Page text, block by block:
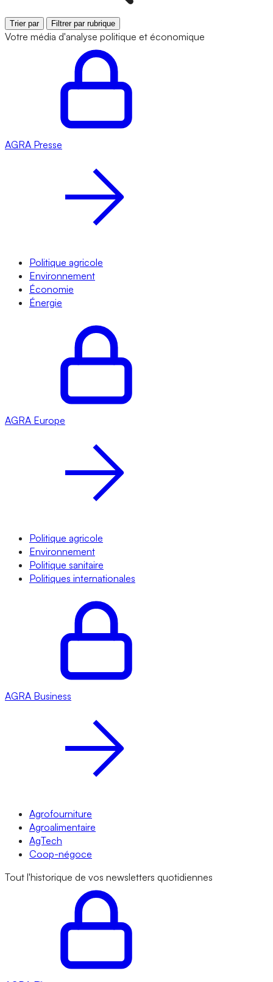
Trier par Filtrer par rubrique
Votre média d'analyse politique et économique
AGRA Presse
Politique agricole
Environnement
Économie
Énergie
AGRA Europe
Politique agricole
Environnement
Politique sanitaire
Politiques internationales
AGRA Business
Agrofourniture
Agroalimentaire
AgTech
Coop-négoce
Tout l'historique de vos newsletters quotidiennes